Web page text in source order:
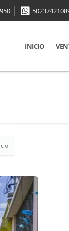
INICIO